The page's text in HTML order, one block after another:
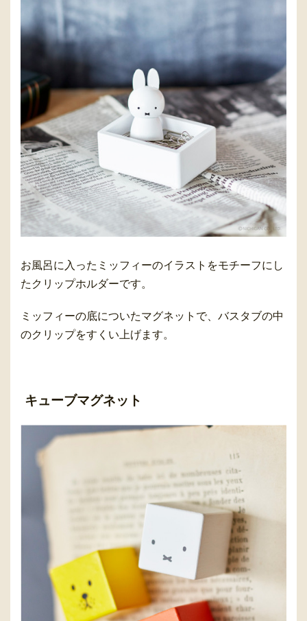
お風呂に入ったミッフィーのイラストをモチーフにし
たクリップホルダーです。
ミッフィーの底についたマグネットで、バスタブの中
のクリップをすくい上げます。
キューブマグネット